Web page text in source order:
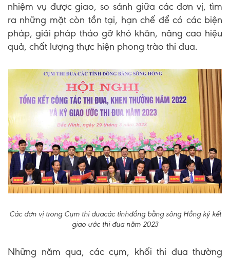
nhiệm vụ được giao, so sánh giữa các đơn vị, tìm
ra những mặt còn tồn tại, hạn chế để có các biện
pháp, giải pháp tháo gỡ khó khăn, nâng cao hiệu
quả, chất lượng thực hiện phong trào thi đua.
Các đơn vị trong Cụm thi đuacác tỉnhđồng bằng sông Hồng ký kết
giao ước thi đua năm 2023
Những năm qua, các cụm, khối thi đua thường